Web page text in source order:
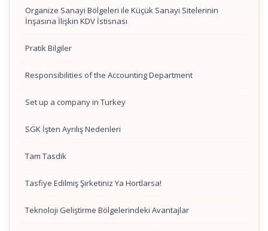
Organize Sanayi Bölgeleri ile Küçük Sanayi Sitelerinin
İnşasına İlişkin KDV İstisnası
Pratik Bilgiler
Responsibilities of the Accounting Department
Set up a company in Turkey
SGK İşten Ayrılış Nedenleri
Tam Tasdik
Tasfiye Edilmiş Şirketiniz Ya Hortlarsa!
Teknoloji Geliştirme Bölgelerindeki Avantajlar